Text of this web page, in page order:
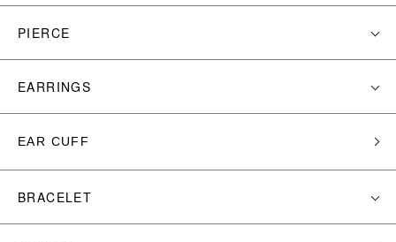
PIERCE
EARRINGS
EAR CUFF
BRACELET